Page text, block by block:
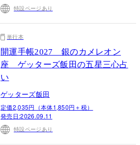
特設ページあり
単行本
開運手帳2027 銀のカメレオン
座 ゲッターズ飯田の五星三心占
い
ゲッターズ飯田
定価2,035円（本体1,850円＋税）
発売日:2026.09.11
特設ページあり